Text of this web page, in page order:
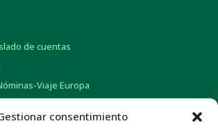
consentimiento
de cuentas
Viaje Europa